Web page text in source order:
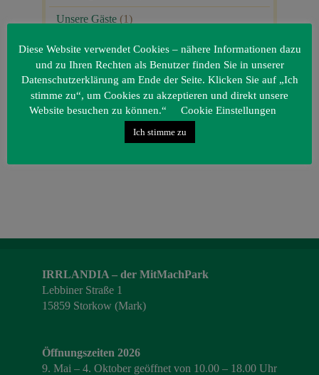
Unsere Gäste (1)
IRRLANDIA – der MitMachPark
Lebbiner Straße 1
15859 Storkow (Mark)
Öffnungszeiten 2026
9. Mai – 4. Oktober geöffnet von 10.00 – 18.00 Uhr
Diese Website verwendet Cookies – nähere Informationen dazu
und zu Ihren Rechten als Benutzer finden Sie in unserer
Datenschutzerklärung am Ende der Seite. Klicken Sie auf „Ich
stimme zu“, um Cookies zu akzeptieren und direkt unsere
Website besuchen zu können.“
Cookie Einstellungen
Ich stimme zu